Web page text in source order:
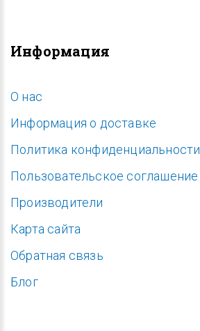
Информация
O нас
Информация о доставке
Политика конфиденциальности
Пользовательское соглашение
Производители
Карта сайта
Обратная связь
Блог